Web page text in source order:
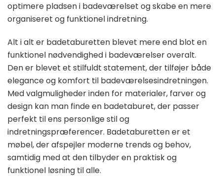
optimere pladsen i badeværelset og skabe en mere
organiseret og funktionel indretning.
Alt i alt er badetaburetten blevet mere end blot en
funktionel nødvendighed i badeværelser overalt.
Den er blevet et stilfuldt statement, der tilføjer både
elegance og komfort til badeværelsesindretningen.
Med valgmuligheder inden for materialer, farver og
design kan man finde en badetaburet, der passer
perfekt til ens personlige stil og
indretningspræferencer. Badetaburetten er et
møbel, der afspejler moderne trends og behov,
samtidig med at den tilbyder en praktisk og
funktionel løsning til alle.